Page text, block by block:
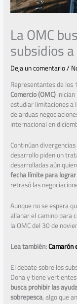
La OMC
subsidios
Deja un comentario/
Representantes de
Comercio (OMC)
estudiar limitaciones a
de arduas
internacional en
Continúan
desarrollo piden un
desarrolladas aún
fecha límite para
retrasó las
Aunque no se espera
allanar el camino para
la OMC del 30 de
Lea también:Camarón
El debate sobre los
Doha y tiene
busca prohibir las
sobrepesca, algo que